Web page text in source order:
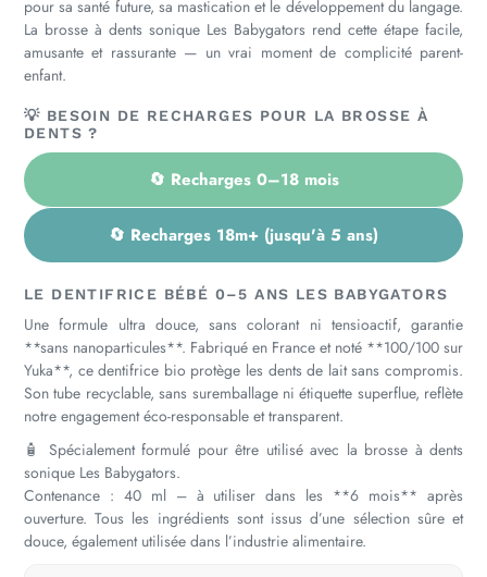
pour sa santé future, sa mastication et le développement du langage.
La brosse à dents sonique Les Babygators rend cette étape facile,
amusante et rassurante — un vrai moment de complicité parent-
enfant.
💡 BESOIN DE RECHARGES POUR LA BROSSE À
DENTS ?
🔄 Recharges 0–18 mois
🔄 Recharges 18m+ (jusqu'à 5 ans)
LE DENTIFRICE BÉBÉ 0–5 ANS LES BABYGATORS
Une formule ultra douce, sans colorant ni tensioactif, garantie
**sans nanoparticules**. Fabriqué en France et noté **100/100 sur
Yuka**, ce dentifrice bio protège les dents de lait sans compromis.
Son tube recyclable, sans suremballage ni étiquette superflue, reflète
notre engagement éco-responsable et transparent.
🧴 Spécialement formulé pour être utilisé avec la brosse à dents
sonique Les Babygators.
Contenance : 40 ml – à utiliser dans les **6 mois** après
ouverture. Tous les ingrédients sont issus d’une sélection sûre et
douce, également utilisée dans l’industrie alimentaire.